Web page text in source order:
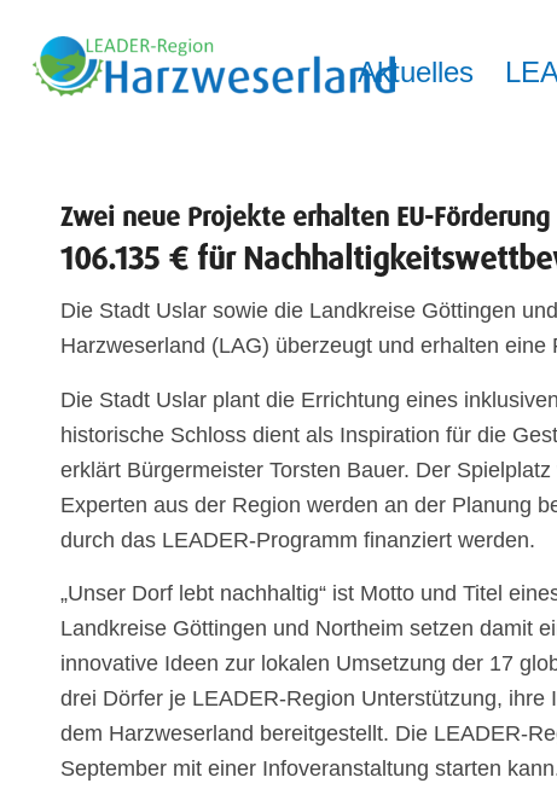
Aktuelles
Zwei neue Projekte erhalten EU-Förderung
106.135 € für
Die Stadt Uslar sowie die Landkreise Göttingen
Harzweserland (LAG) überzeugt und erhalten
Die Stadt Uslar plant die Errichtung eines
historische Schloss dient als Inspiration für die
erklärt Bürgermeister Torsten Bauer. Der
Experten aus der Region werden an der Planung
durch das LEADER-Programm finanziert werden.
„Unser Dorf lebt nachhaltig“ ist Motto und Titel
Landkreise Göttingen und Northeim setzen damit
innovative Ideen zur lokalen Umsetzung der 17
drei Dörfer je LEADER-Region Unterstützung,
dem Harzweserland bereitgestellt. Die LEADER-
September mit einer Infoveranstaltung starten